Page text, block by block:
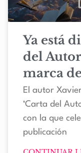
Ya está
del
marca
El autor
‘Carta del
con la que
publicación